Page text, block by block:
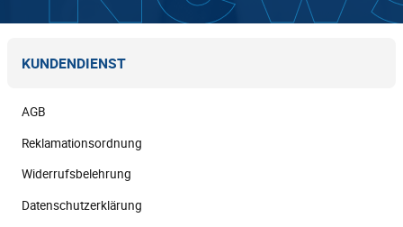
KUNDENDIENST
AGB
Reklamationsordnung
Widerrufsbelehrung
Datenschutzerklärung